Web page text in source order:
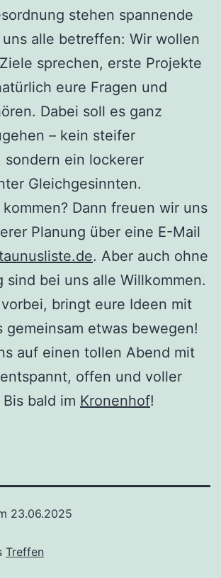
stehen spannende
alle betreffen: Wir wollen
sprechen, erste Projekte
eure Fragen und
Dabei soll es ganz
– kein steifer
sondern ein lockerer
Gleichgesinnten.
Dann freuen wir uns
Planung über eine E-Mail
. Aber auch ohne
sind bei uns alle Willkommen.
bringt eure Ideen mit
gemeinsam etwas bewegen!
auf einen tollen Abend mit
offen und voller
bald im Kronenhof!
23.06.2025
Treffen